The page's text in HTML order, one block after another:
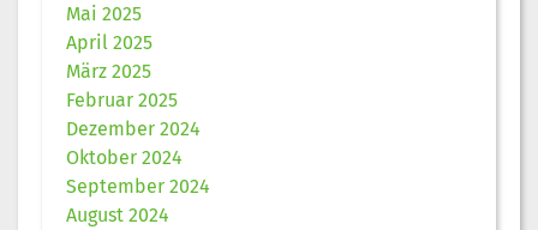
Mai 2025
April 2025
März 2025
Februar 2025
Dezember 2024
Oktober 2024
September 2024
August 2024